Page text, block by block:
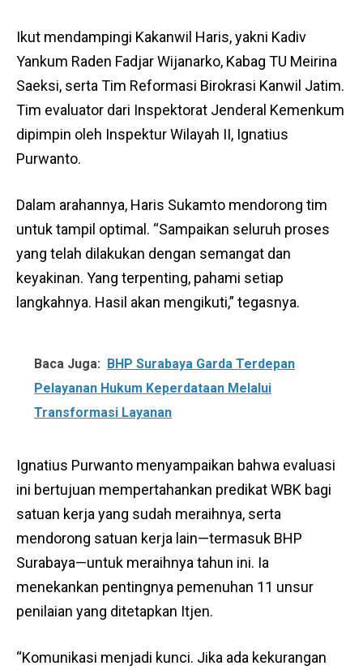
Ikut mendampingi Kakanwil Haris, yakni Kadiv
Yankum Raden Fadjar Wijanarko, Kabag TU Meirina
Saeksi, serta Tim Reformasi Birokrasi Kanwil Jatim.
Tim evaluator dari Inspektorat Jenderal Kemenkum
dipimpin oleh Inspektur Wilayah II, Ignatius
Purwanto.
Dalam arahannya, Haris Sukamto mendorong tim
untuk tampil optimal. “Sampaikan seluruh proses
yang telah dilakukan dengan semangat dan
keyakinan. Yang terpenting, pahami setiap
langkahnya. Hasil akan mengikuti,” tegasnya.
Baca Juga: BHP Surabaya Garda Terdepan
Pelayanan Hukum Keperdataan Melalui
Transformasi Layanan
Ignatius Purwanto menyampaikan bahwa evaluasi
ini bertujuan mempertahankan predikat WBK bagi
satuan kerja yang sudah meraihnya, serta
mendorong satuan kerja lain—termasuk BHP
Surabaya—untuk meraihnya tahun ini. Ia
menekankan pentingnya pemenuhan 11 unsur
penilaian yang ditetapkan Itjen.
“Komunikasi menjadi kunci. Jika ada kekurangan